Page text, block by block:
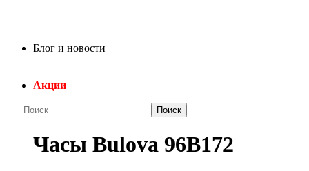
Блог и новости
Акции
Поиск
Часы Bulova 96B172